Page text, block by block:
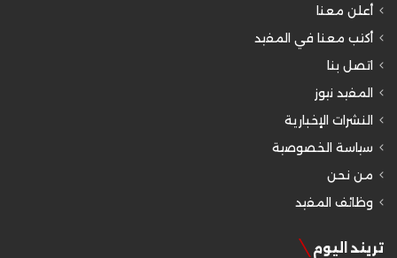
أعلن معنا
أكتب معنا في المفيد
اتصل بنا
المفيد نيوز
النشرات الإخبارية
سياسة الخصوصية
من نحن
وظائف المفيد
تريند اليوم